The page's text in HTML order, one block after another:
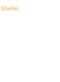
Stiefel